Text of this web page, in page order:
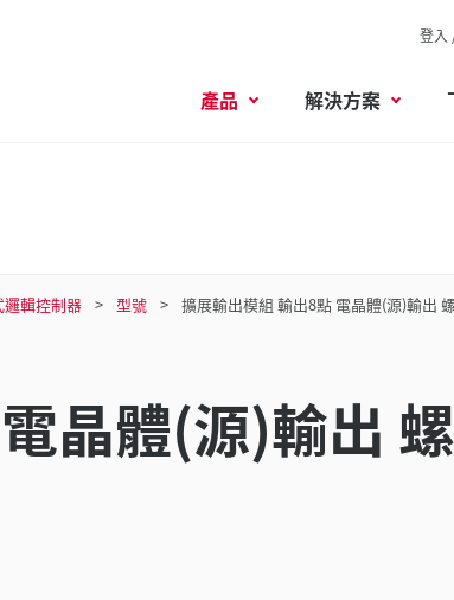
登入
產品 解決方案
邏輯控制器 型號 擴展輸出模組 輸出8點 電晶體(源)輸出
晶體(源)輸出